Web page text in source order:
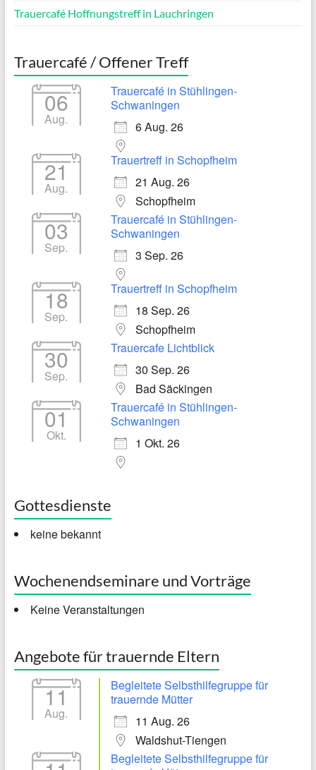
Trauercafé Hoffnungstreff in Lauchringen
Trauercafé / Offener Treff
06
Aug.
Trauercafé in Stühlingen-
Schwaningen
6 Aug. 26
21
Aug.
Trauertreff in Schopfheim
21 Aug. 26
Schopfheim
03
Sep.
Trauercafé in Stühlingen-
Schwaningen
3 Sep. 26
18
Sep.
Trauertreff in Schopfheim
18 Sep. 26
Schopfheim
30
Sep.
Trauercafe Lichtblick
30 Sep. 26
Bad Säckingen
01
Okt.
Trauercafé in Stühlingen-
Schwaningen
1 Okt. 26
Gottesdienste
keine bekannt
Wochenendseminare und Vorträge
Keine Veranstaltungen
Angebote für trauernde Eltern
11
Aug.
Begleitete Selbsthilfegruppe für
trauernde Mütter
11 Aug. 26
Waldshut-Tiengen
Begleitete Selbsthilfegruppe für